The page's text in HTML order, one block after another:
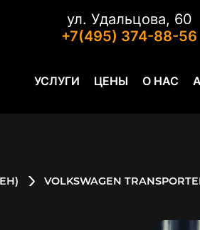
ул. Удальцова, 60
+7(495) 374-88-56
УСЛУГИ ЦЕНЫ О НАС
VOLKSWAGEN